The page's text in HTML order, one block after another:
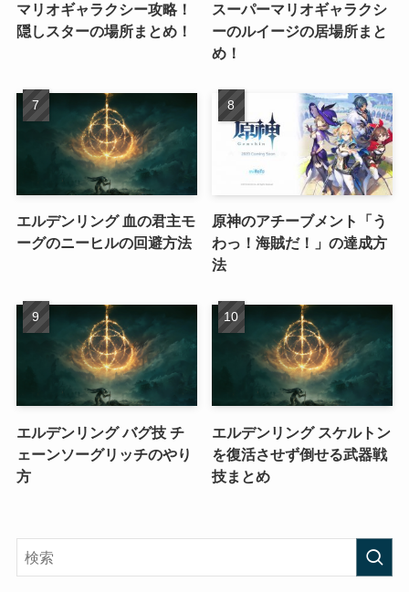
マリオギャラクシー攻略！
隠しスターの場所まとめ！
スーパーマリオギャラクシ
ーのルイージの居場所まと
め！
エルデンリング 血の君主モ
ーグのニーヒルの回避方法
原神のアチーブメント「う
わっ！海賊だ！」の達成方
法
エルデンリング バグ技 チ
ェーンソーグリッチのやり
方
エルデンリング スケルトン
を復活させず倒せる武器戦
技まとめ